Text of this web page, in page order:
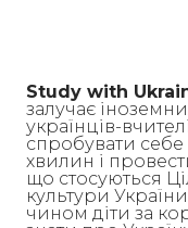
Study with
залучає
українців-
спробувати себе
хвилин і
що стосуються
культури
чином діти за